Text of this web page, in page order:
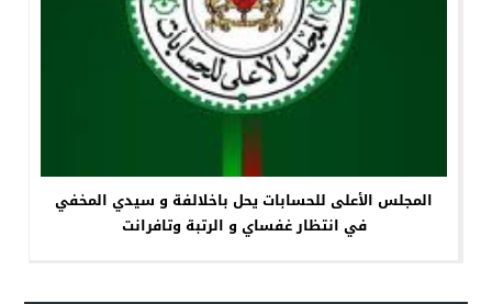
المجلس الأعلى للحسابات يحل باخلالفة و سيدي المخفي
في انتظار غفساي و الرتبة وتافرانت